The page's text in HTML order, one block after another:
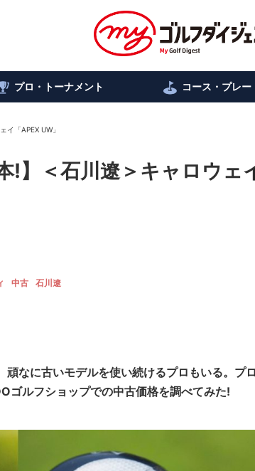
プロ・トーナメント コース・プレー
イ「APEX UW」
!】＜石川遼＞キャロウェ
中古 石川遼
なに古いモデルを使い続けるプロもいる。プ
ゴルフショップでの中古価格を調べてみた!